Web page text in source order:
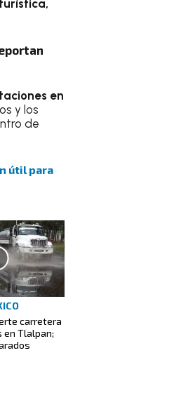
en
y los
de
útil para
carretera
en Tlalpan;